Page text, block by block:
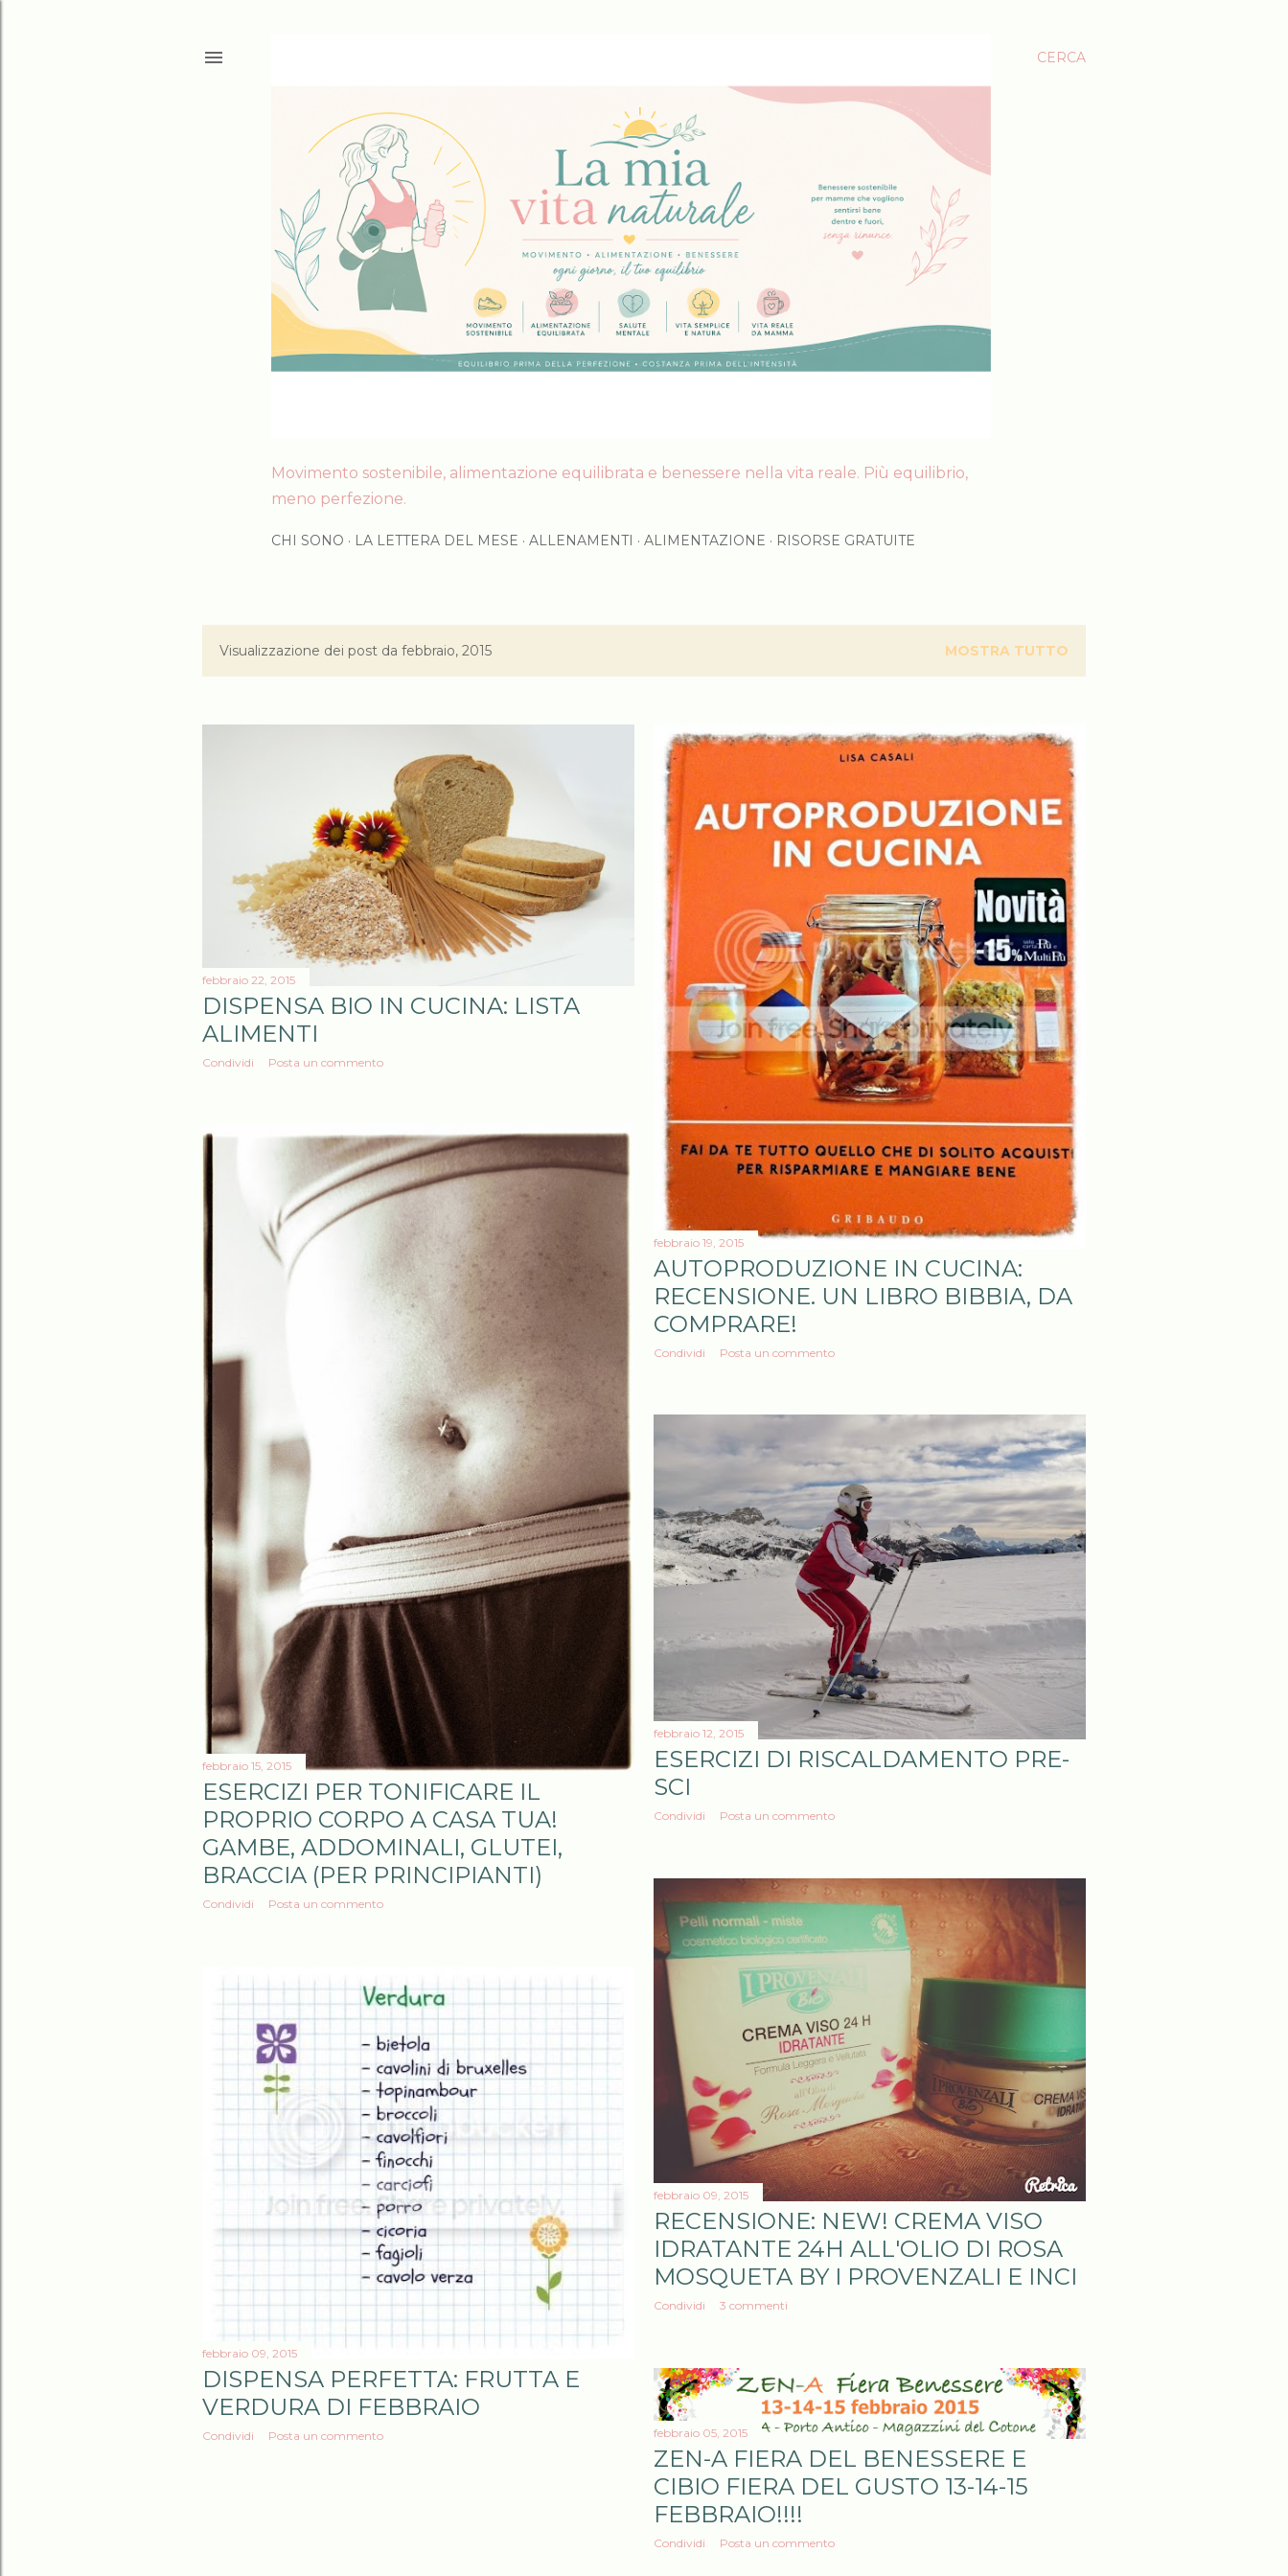
CERCA
Movimento sostenibile, alimentazione equilibrata e benessere nella vita reale. Più equilibrio,
meno perfezione.
CHI SONO LA LETTERA DEL MESE ALLENAMENTI ALIMENTAZIONE RISORSE GRATUITE
PVisualizzazione dei post da febbraio, 2015 MOSTRA TUTTO
febbraio 22, 2015
DISPENSA BIO IN CUCINA: LISTA
ALIMENTI
Condividi Posta un commento
febbraio 19, 2015
AUTOPRODUZIONE IN CUCINA:
RECENSIONE. UN LIBRO BIBBIA, DA
COMPRARE!
Condividi Posta un commento
febbraio 15, 2015
ESERCIZI PER TONIFICARE IL
PROPRIO CORPO A CASA TUA!
GAMBE, ADDOMINALI, GLUTEI,
BRACCIA (PER PRINCIPIANTI)
Condividi Posta un commento
febbraio 12, 2015
ESERCIZI DI RISCALDAMENTO PRE-
SCI
Condividi Posta un commento
febbraio 09, 2015
RECENSIONE: NEW! CREMA VISO
IDRATANTE 24H ALL'OLIO DI ROSA
MOSQUETA BY I PROVENZALI E INCI
Condividi 3 commenti
febbraio 09, 2015
DISPENSA PERFETTA: FRUTTA E
VERDURA DI FEBBRAIO
Condividi Posta un commento febbraio 05, 2015
ZEN-A FIERA DEL BENESSERE E
CIBIO FIERA DEL GUSTO 13-14-15
FEBBRAIO!!!!
Condividi Posta un commento